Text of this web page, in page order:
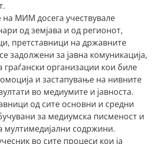
на МИМ досега учествувале
од земјава и од регионот,
претставници на државните
задолжени за јавна комуникација,
граѓански организации кои биле
и застапување на нивните
во медиумите и јавноста.
од сите основни и средни
за медиумска писменост и
мултимедијални содржини.
во сите процеси кои ја